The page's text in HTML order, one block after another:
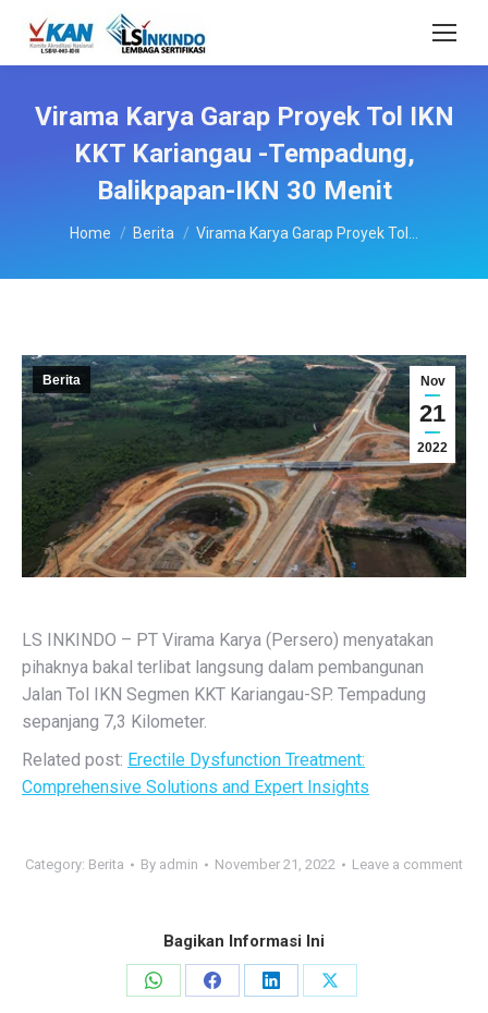
Virama Karya Garap Proyek Tol IKN
KKT Kariangau -Tempadung,
Balikpapan-IKN 30 Menit
You are here:
Home Berita Virama Karya Garap Proyek Tol…
Nov
21
2022
Berita
LS INKINDO – PT Virama Karya (Persero) menyatakan
pihaknya bakal terlibat langsung dalam pembangunan
Jalan Tol IKN Segmen KKT Kariangau-SP. Tempadung
sepanjang 7,3 Kilometer.
Related post: Erectile Dysfunction Treatment:
Comprehensive Solutions and Expert Insights
Category: Berita By admin November 21, 2022 Leave a comment
Bagikan Informasi Ini
Share
Share
Share
Share